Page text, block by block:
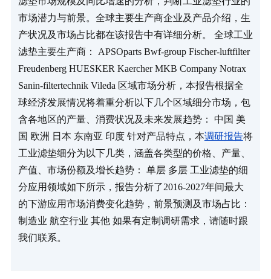
市场潜力与前景。全球主要生产商企业及产品介绍，生
产状况及市场占比都在该报告中有详细分析。 全球工业
滤垫主要生产商： APSOparts Bwf-group Fischer-luftfilter
Freudenberg HUESKER Kaercher MKB Company Notrax
Sanin-filtertechnik Vileda 区域市场分析，本报告根据全
球经济发展情况将着重分析以下几个区域细分市场，包
含各地区的产量、消费状况及未来发展趋势： 中国 美
国 欧洲 日本 东南亚 印度 针对产品特点，本调研报告将
工业滤垫细分为以下几类，涵盖各类型的价格、产量、
产值、市场份额及增长趋势： 单层 多层 工业滤垫的细
分应用领域如下所示，报告分析了2016-2027年间最大
的下游应用市场消费变化趋势，前景预测及市场占比：
制造业 航空行业 其他 如果有定制调研需求，请随时跟
我们联系。